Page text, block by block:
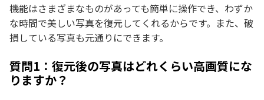
機能はさまざまなものがあっても簡単に操作でき、わずか
な時間で美しい写真を復元してくれるからです。また、破
損している写真も元通りにできます。
質問1：復元後の写真はどれくらい高画質にな
りますか？